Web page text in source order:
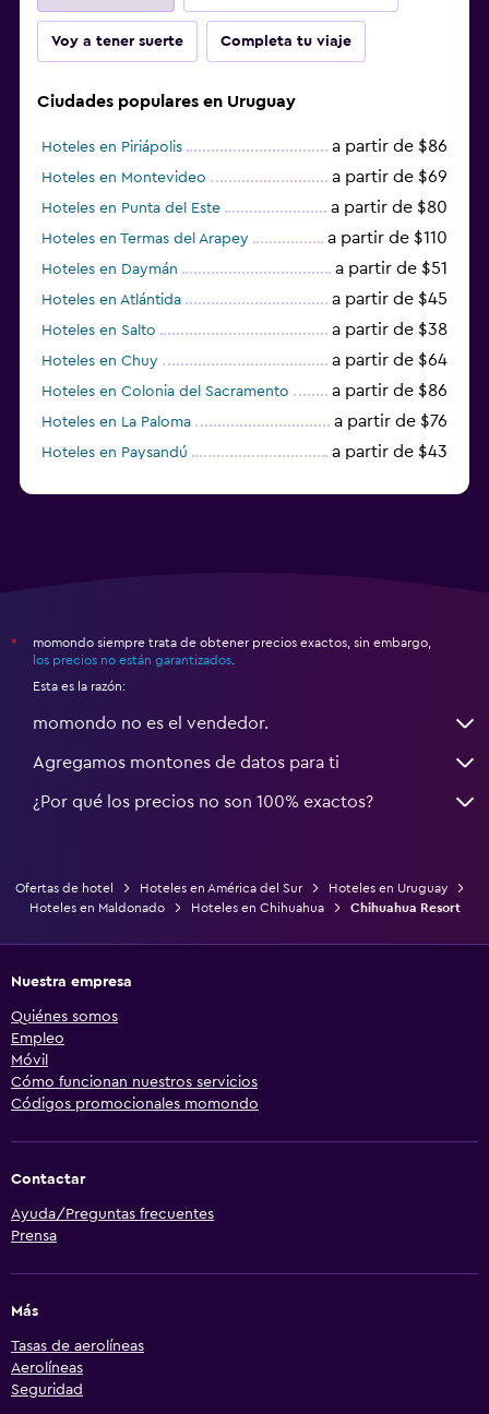
Voy a tener suerte Completa tu viaje
Ciudades populares en Uruguay
Hoteles en Piriápolis a partir de $86
Hoteles en Montevideo a partir de $69
Hoteles en Punta del Este a partir de $80
Hoteles en Termas del Arapey a partir de $110
Hoteles en Daymán a partir de $51
Hoteles en Atlántida a partir de $45
Hoteles en Salto a partir de $38
Hoteles en Chuy a partir de $64
Hoteles en Colonia del Sacramento a partir de $86
Hoteles en La Paloma a partir de $76
Hoteles en Paysandú a partir de $43
*
momondo siempre trata de obtener precios exactos, sin embargo,
los precios no están garantizados
Esta es la razón:
momondo no es el vendedor.
Agregamos montones de datos para ti
¿Por qué los precios no son 100% exactos?
Ofertas de hotel Hoteles en América del Sur
Hoteles en Uruguay
Hoteles en Maldonado
Hoteles en Chihuahua Chihuahua Resort
Nuestra empresa
Quiénes somos
Empleo
Móvil
Cómo funcionan nuestros servicios
Códigos promocionales momondo
Contactar
Ayuda/Preguntas frecuentes
Prensa
Más
Tasas de aerolíneas
Aerolíneas
Seguridad